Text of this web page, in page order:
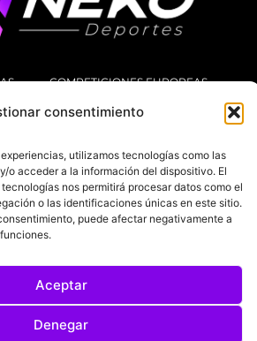
consentimiento
utilizamos tecnologías como las
o acceder a la información del dispositivo. El
nos permitirá procesar datos como el
o las identificaciones únicas en este sitio.
puede afectar negativamente a
Aceptar
Denegar
COMPETICIONES EUROPEAS
FÚTBOL INTERNACIONAL
SOBRE NOSOTROS
POLÍTICA DE PRIVACIDAD